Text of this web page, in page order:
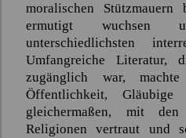
moralischen
ermutigt wuchsen
unterschiedlichsten
Umfangreiche Literatur,
zugänglich war,
Öffentlichkeit,
gleichermaßen, mit
Religionen vertraut und